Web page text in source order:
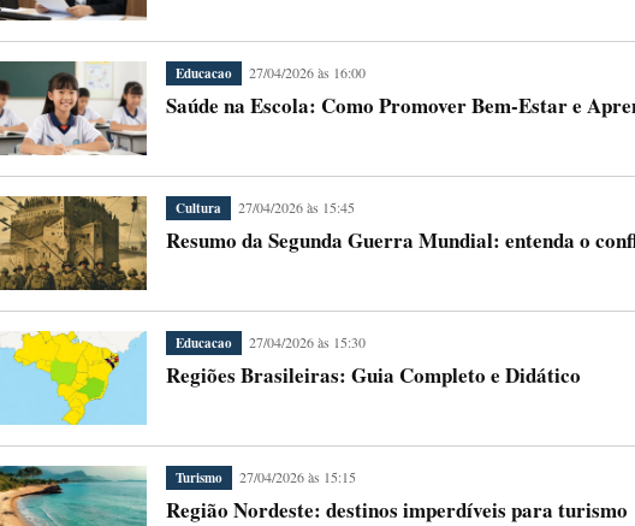
Educacao 27/04/2026 às 16:00
Saúde na Escola: Como Promover Bem-Estar e
Cultura 27/04/2026 às 15:45
Resumo da Segunda Guerra Mundial: entenda o
Educacao 27/04/2026 às 15:30
Regiões Brasileiras: Guia Completo e Didático
Turismo 27/04/2026 às 15:15
Região Nordeste: destinos imperdíveis para turismo